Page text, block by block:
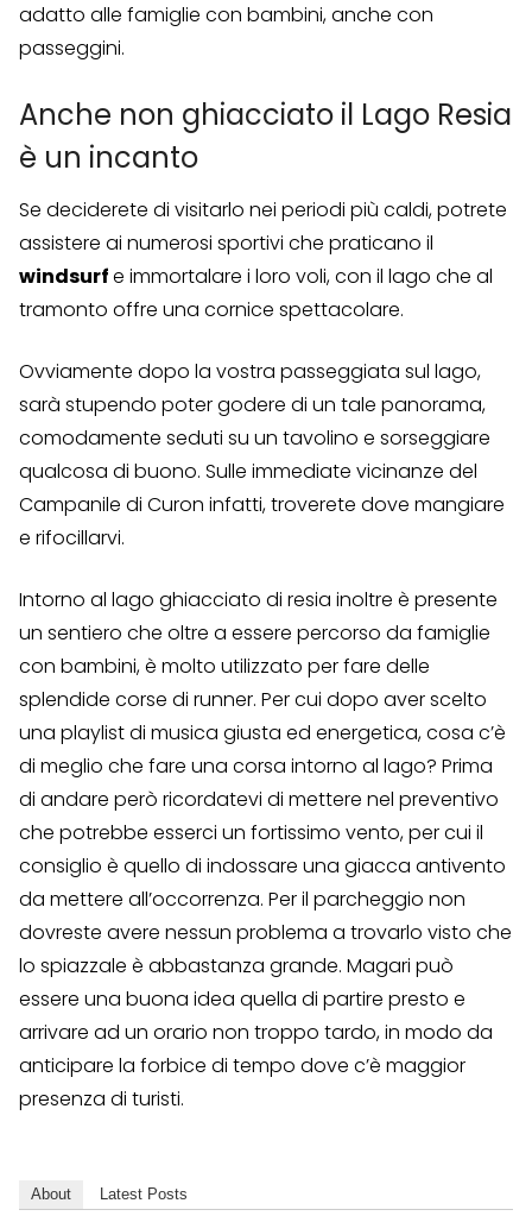
adatto alle famiglie con bambini, anche con
passeggini.
Anche non ghiacciato il Lago Resia
è un incanto
Se deciderete di visitarlo nei periodi più caldi, potrete
assistere ai numerosi sportivi che praticano il
windsurfe immortalare i loro voli, con il lago che al
tramonto offre una cornice spettacolare.
Ovviamente dopo la vostra passeggiata sul lago,
sarà stupendo poter godere di un tale panorama,
comodamente seduti su un tavolino e sorseggiare
qualcosa di buono. Sulle immediate vicinanze del
Campanile di Curon infatti, troverete dove mangiare
e rifocillarvi.
Intorno al lago ghiacciato di resia inoltre è presente
un sentiero che oltre a essere percorso da famiglie
con bambini, è molto utilizzato per fare delle
splendide corse di runner. Per cui dopo aver scelto
una playlist di musica giusta ed energetica, cosa c’è
di meglio che fare una corsa intorno al lago? Prima
di andare però ricordatevi di mettere nel preventivo
che potrebbe esserci un fortissimo vento, per cui il
consiglio è quello di indossare una giacca antivento
da mettere all’occorrenza. Per il parcheggio non
dovreste avere nessun problema a trovarlo visto che
lo spiazzale è abbastanza grande. Magari può
essere una buona idea quella di partire presto e
arrivare ad un orario non troppo tardo, in modo da
anticipare la forbice di tempo dove c’è maggior
presenza di turisti.
About Latest Posts